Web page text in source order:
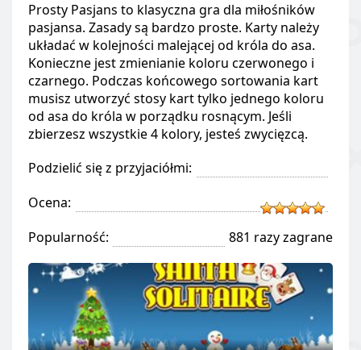
Prosty Pasjans to klasyczna gra dla miłośników
pasjansa. Zasady są bardzo proste. Karty należy
układać w kolejności malejącej od króla do asa.
Konieczne jest zmienianie koloru czerwonego i
czarnego. Podczas końcowego sortowania kart
musisz utworzyć stosy kart tylko jednego koloru
od asa do króla w porządku rosnącym. Jeśli
zbierzesz wszystkie 4 kolory, jesteś zwycięzcą.
Podzielić się z przyjaciółmi:
Ocena:
Popularność:
881 razy zagrane